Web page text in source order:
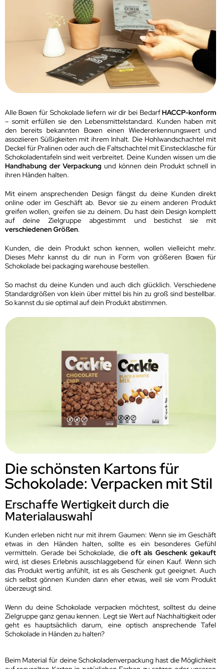
Alle Boxen für Schokolade liefern wir dir bei Bedarf HACCP-konform
– somit erfüllen sie den Lebensmittelstandard. Kunden haben mit
den bereits bekannten Boxen einen Wiedererkennungswert und
assoziieren Süßigkeiten mit ihrem Inhalt. Die Hohlwandschachtel mit
Deckel für Pralinen oder auch die Faltschachtel mit Einstecklasche für
Schokoladentafeln sind weit verbreitet. Deine Kunden wissen um die
Handhabung der Verpackungund können dein Produkt schnell in
ihren Händen halten.
Mit einem ansprechenden Design fängst du deine Kunden direkt
online oder im Geschäft ab. Bevor sie zu einem anderen Produkt
greifen wollen, greifen sie zu deinem. Du hast dein Design komplett
auf deine Zielgruppe abgestimmt und bestichst sie mit
verschiedenen Größen.
Kunden, die dein Produkt schon kennen, wollen vielleicht mehr.
Dieses Mehr kannst du dir nun in Form von größeren Boxen für
Schokolade bei packaging warehouse bestellen.
So machst du deine Kunden und auch dich glücklich. Verschiedene
Standardgrößen von klein über mittel bis hin zu groß sind bestellbar.
So kannst du sie optimal auf dein Produkt abstimmen.
Die schönsten Kartons für
Schokolade: Verpacken mit Stil
Erschaffe Wertigkeit durch die
Materialauswahl
Kunden erleben nicht nur mit ihrem Gaumen: Wenn sie im Geschäft
etwas in den Händen halten, sollte es ein besonderes Gefühl
vermitteln. Gerade bei Schokolade, die oft als Geschenk gekauft
wird, ist dieses Erlebnis ausschlaggebend für einen Kauf. Wenn sich
das Produkt wertig anfühlt, ist es als Geschenk gut geeignet. Auch
sich selbst gönnen Kunden dann eher etwas, weil sie vom Produkt
überzeugt sind.
Wenn du deine Schokolade verpacken möchtest, solltest du deine
Zielgruppe ganz genau kennen. Legt sie Wert auf Nachhaltigkeit oder
geht es hauptsächlich darum, eine optisch ansprechende Tafel
Schokolade in Händen zu halten?
Beim Material für deine Schokoladenverpackung hast die Möglichkeit